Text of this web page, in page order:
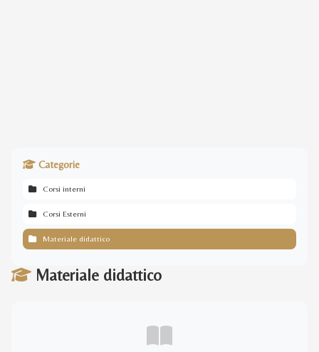
Categorie
Corsi interni
Corsi Esterni
Materiale didattico
Materiale didattico